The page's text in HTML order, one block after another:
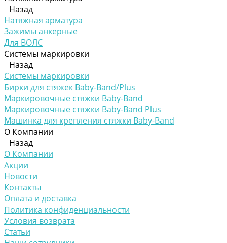
Назад
Натяжная арматура
Зажимы анкерные
Для ВОЛС
Системы маркировки
Назад
Системы маркировки
Бирки для стяжек Baby-Band/Plus
Маркировочные стяжки Baby-Band
Маркировочные стяжки Baby-Band Plus
Машинка для крепления стяжки Baby-Band
О Компании
Назад
О Компании
Акции
Новости
Контакты
Оплата и доставка
Политика конфиденциальности
Условия возврата
Статьи